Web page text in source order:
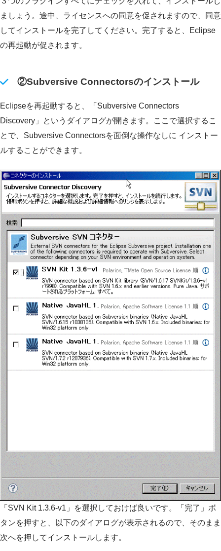
ましょう。途中、ライセンスへの同意を促されますので、同意
してインストールを完了してください。完了すると、Eclipse
の再起動が促されます。
②Subversive Connectorsのインストール
Eclipseを再起動すると、「Subversive Connectors
Discovery」というダイアログが開きます。ここで選択するこ
とで、Subversive Connectorsを面倒な操作なしに インストー
ルすることができます。
「SVN Kit 1.3.6-v1」を選択しておけば良いです。「完了」ボ
タンを押すと、以下のダイアログが表示されるので、そのまま
次へを押してインストールします。